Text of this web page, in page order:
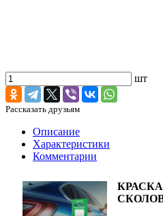
шт
Рассказать друзьям
Описание
Характеристики
Комментарии